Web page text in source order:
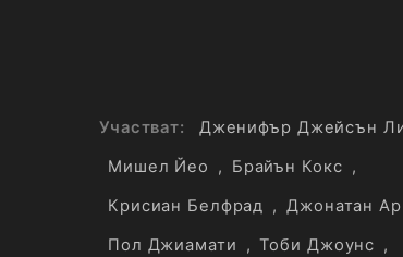
Участват: Дженифър Джейсън
Мишел Йео
, Брайън Кокс ,
Крисиан Белфрад , Джонатан
Пол Джиамати
, Тоби Джоунс ,